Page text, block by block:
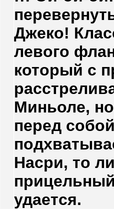
Джеко!
левого
который с
Миньоле,
перед
Насри, то
удается.